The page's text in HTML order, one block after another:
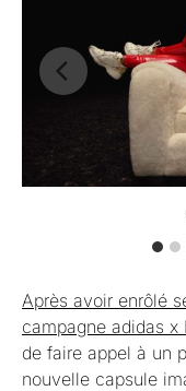
Après avoir enrôlé
campagne adidas x
de faire appel à un
nouvelle capsule